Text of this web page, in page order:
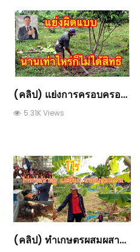
(คลิป) แย่งการครอบครองที่ดินผิดแบบ​ แม้ครอบครองนานเท่าไหร่ก็ไม่มีทางได้สิทธิ : วีดีโอ เกษตร
5.31K Views
(คลิป) ทำเกษตรผสมผสาน หมุนเวียน มีทุกอย่าง แค่ 1 ปี : วีดีโอ เกษตร